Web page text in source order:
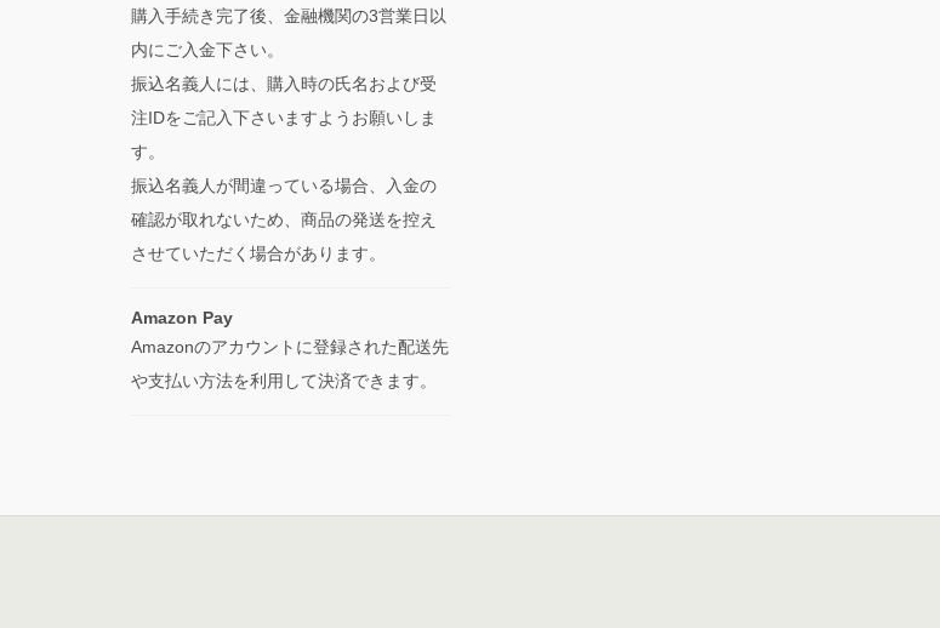
購入手続き完了後、金融機関の3営業日以
内にご入金下さい。
振込名義人には、購入時の氏名および受
注IDをご記入下さいますようお願いしま
す。
振込名義人が間違っている場合、入金の
確認が取れないため、商品の発送を控え
させていただく場合があります。
Amazon Pay
Amazonのアカウントに登録された配送先
や支払い方法を利用して決済できます。